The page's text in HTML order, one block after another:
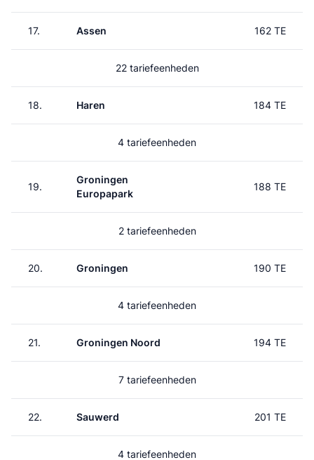
17. Assen 162 TE
22 tariefeenheden
18. Haren 184 TE
4 tariefeenheden
19.
Groningen
Europapark
188 TE
2 tariefeenheden
20. Groningen 190 TE
4 tariefeenheden
21. Groningen Noord 194 TE
7 tariefeenheden
22. Sauwerd 201 TE
4 tariefeenheden